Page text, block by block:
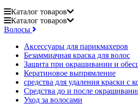
Каталог товаров
Каталог товаров
Волосы
Аксессуары для парикмахеров
Безаммиачная краска для волос
Защита при окрашивании и
Кератиновое выпрямление
средства для удаления краски с
Средства до и после
Уход за волосами